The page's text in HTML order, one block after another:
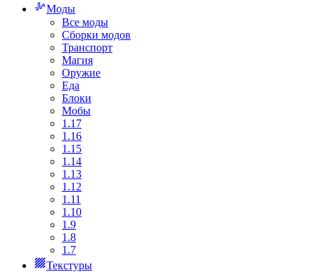
Моды
Все моды
Сборки модов
Транспорт
Магия
Оружие
Еда
Блоки
Мобы
1.17
1.16
1.15
1.14
1.13
1.12
1.11
1.10
1.9
1.8
1.7
Текстуры